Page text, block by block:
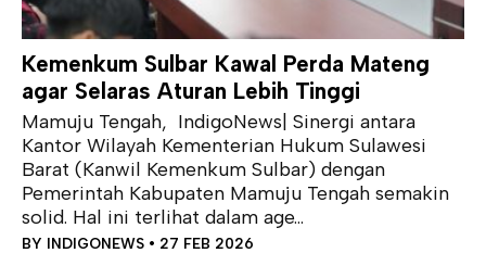
Kemenkum Sulbar Kawal Perda Mateng
agar Selaras Aturan Lebih Tinggi
Mamuju Tengah, IndigoNews| Sinergi antara
Kantor Wilayah Kementerian Hukum Sulawesi
Barat (Kanwil Kemenkum Sulbar) dengan
Pemerintah Kabupaten Mamuju Tengah semakin
solid. Hal ini terlihat dalam age...
BY INDIGONEWS • 27 FEB 2026